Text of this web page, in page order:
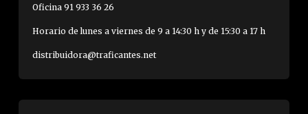
Oficina 91 933 36 26
Horario de lunes a viernes de 9 a 14:30 h y de 15:30 a 17 h
distribuidora@traficantes.net